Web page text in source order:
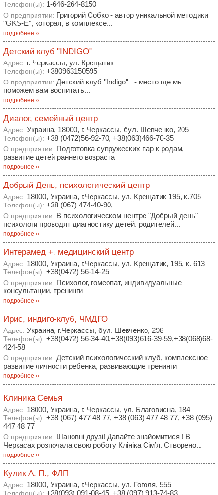
Телефон(ы): 1-646-264-8150
О предприятии: Григорий Собко - автор уникальной методики
"GKS-E", которая, в комплексе...
подробнее ››
Детский клуб "INDIGO"
Адрес: г. Черкассы, ул. Крещатик
Телефон(ы): +380963150595
О предприятии: Детский клуб ''Indigo'' - место где мы
поможем вам воспитать...
подробнее ››
Диалог, семейный центр
Адрес: Украина, 18000, г. Черкассы, бул. Шевченко, 205
Телефон(ы): +38 (0472)56-92-70, +38(063)466-70-35
О предприятии: Подготовка супружеских пар к родам,
развитие детей раннего возраста
подробнее ››
Добрый День, психологический центр
Адрес: 18000, Украина, г.Черкассы, ул. Крещатик 195, к.705
Телефон(ы): +38 (067) 474-40-90,
О предприятии: В психологическом центре "Добрый день"
психологи проводят диагностику детей, родителей...
подробнее ››
Интерамед +, медицинский центр
Адрес: 18000, Украина, г.Черкассы, ул. Крещатик, 195, к. 613
Телефон(ы): +38(0472) 56-14-25
О предприятии: Психолог, гомеопат, индивидуальные
консультации, тренинги
подробнее ››
Ирис, индиго-клуб, ЧМДГО
Адрес: Украина, г.Черкассы, бул. Шевченко, 298
Телефон(ы): +38(0472) 56-34-40,+38(093)616-39-59,+38(068)68-
424-58
О предприятии: Детский психологический клуб, комплексное
развитие личности ребенка, развивающие тренинги
подробнее ››
Клиника Семья
Адрес: 18000, Украина, г. Черкассы, ул. Благовисна, 184
Телефон(ы): +38 (067) 477 48 77, +38 (063) 477 48 77, +38 (095)
447 48 77
О предприятии: Шановні друзі! Давайте знайомитися ! В
Черкасах розпочала свою роботу Клініка Сім’я. Створено...
подробнее ››
Кулик А. П., ФЛП
Адрес: 18000, Украина, г.Черкассы, ул. Гоголя, 555
Телефон(ы): +38(093) 091-08-45, +38 (097) 913-74-83